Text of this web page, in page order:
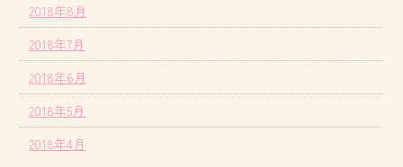
2018年8月
2018年7月
2018年6月
2018年5月
2018年4月